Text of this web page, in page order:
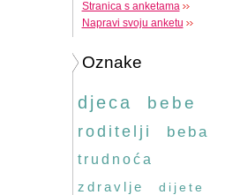
Stranica s anketama
Napravi svoju anketu
Oznake
djeca bebe
roditelji beba
trudnoća
zdravlje
dijete